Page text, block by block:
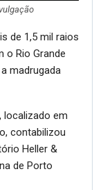
de 1,5 mil raios
o Rio Grande
madrugada
localizado em
contabilizou
Heller &
de Porto